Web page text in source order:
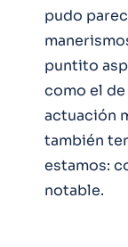
pudo
puntito
como el
actuación
también
estamos:
notable.